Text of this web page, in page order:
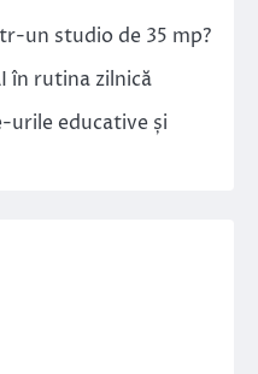
un studio de 35 mp?
în rutina zilnică
urile educative și